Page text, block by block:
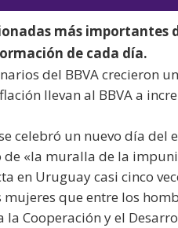
más importantes
de cada día.
del BBVA crecieron
llevan al BBVA a
celebró un nuevo día
de «la muralla de la
en Uruguay casi cinco
que entre los
Cooperación y el